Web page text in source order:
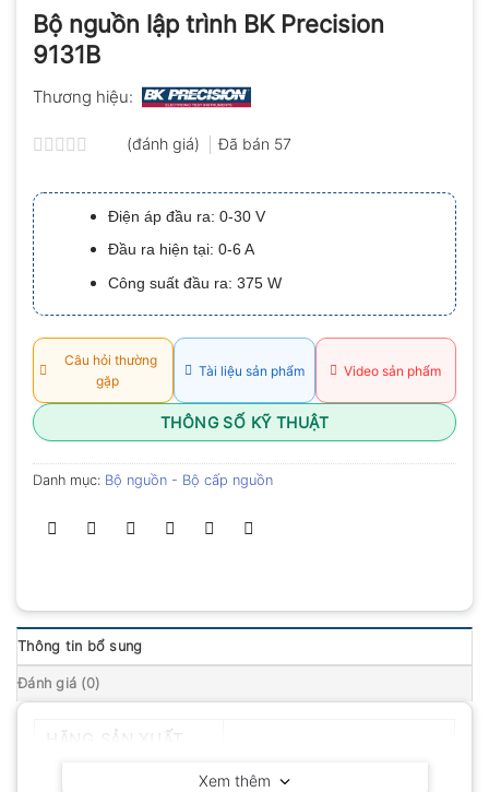
Bộ nguồn lập trình BK Precision
9131B
Thương hiệu:
xếp
hạng
0.0
5
sao
(đánh giá) Đã bán 57
Điện áp đầu ra: 0-30 V
Đầu ra hiện tại: 0-6 A
Công suất đầu ra: 375 W
Câu hỏi thường
gặp
Tài liệu sản phẩm Video sản phẩm
THÔNG SỐ KỸ THUẬT
Danh mục: Bộ nguồn - Bộ cấp nguồn
Thông tin bổ sung
Đánh giá (0)
Xem thêm